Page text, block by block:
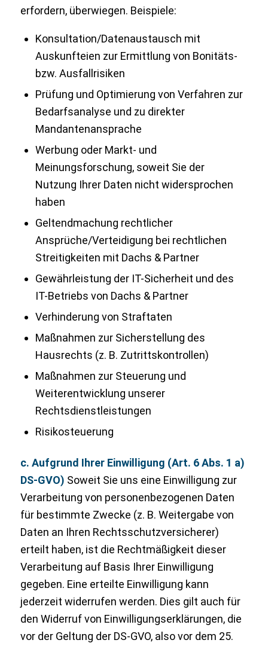
erfordern, überwiegen. Beispiele:
Konsultation/Datenaustausch mit
Auskunfteien zur Ermittlung von Bonitäts-
bzw. Ausfallrisiken
Prüfung und Optimierung von Verfahren zur
Bedarfsanalyse und zu direkter
Mandantenansprache
Werbung oder Markt- und
Meinungsforschung, soweit Sie der
Nutzung Ihrer Daten nicht widersprochen
haben
Geltendmachung rechtlicher
Ansprüche/Verteidigung bei rechtlichen
Streitigkeiten mit Dachs & Partner
Gewährleistung der IT-Sicherheit und des
IT-Betriebs von Dachs & Partner
Verhinderung von Straftaten
Maßnahmen zur Sicherstellung des
Hausrechts (z. B. Zutrittskontrollen)
Maßnahmen zur Steuerung und
Weiterentwicklung unserer
Rechtsdienstleistungen
Risikosteuerung
c. Aufgrund Ihrer Einwilligung (Art. 6 Abs. 1 a)
DS-GVO) Soweit Sie uns eine Einwilligung zur
Verarbeitung von personenbezogenen Daten
für bestimmte Zwecke (z. B. Weitergabe von
Daten an Ihren Rechtsschutzversicherer)
erteilt haben, ist die Rechtmäßigkeit dieser
Verarbeitung auf Basis Ihrer Einwilligung
gegeben. Eine erteilte Einwilligung kann
jederzeit widerrufen werden. Dies gilt auch für
den Widerruf von Einwilligungserklärungen, die
vor der Geltung der DS-GVO, also vor dem 25.